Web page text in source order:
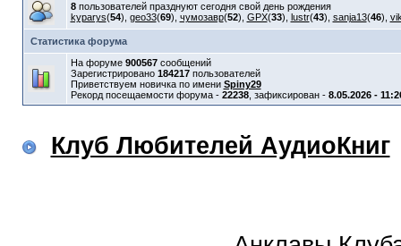
8пользователей празднуют сегодня свой день рождения
kyparys(54), geo33(69), чумозавр(52), GPX(33), lustr(43), sanja13(46),
Статистика форума
На форуме 900567сообщений
Зарегистрировано 184217пользователей
Приветствуем новичка по имени Spiny29
Рекорд посещаемости форума - 22238, зафиксирован - 8.05.2026 -
Клуб Любителей АудиоКниг